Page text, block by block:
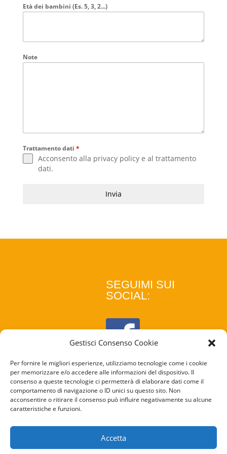
Gestisci Consenso Cookie
Per fornire le migliori esperienze, utilizziamo tecnologie come i cookie
per memorizzare e/o accedere alle informazioni del dispositivo. Il
consenso a queste tecnologie ci permetterà di elaborare dati come il
comportamento di navigazione o ID unici su questo sito. Non
acconsentire o ritirare il consenso può influire negativamente su alcune
caratteristiche e funzioni.
Accetta
Età dei bambini (Es. 5, 3, 2...)
Note
Trattamento dati *
Acconsento alla privacy policye al trattamento
dati.
Invia
SEGUIMI SUI
SOCIAL:
COOKIE
POLICY